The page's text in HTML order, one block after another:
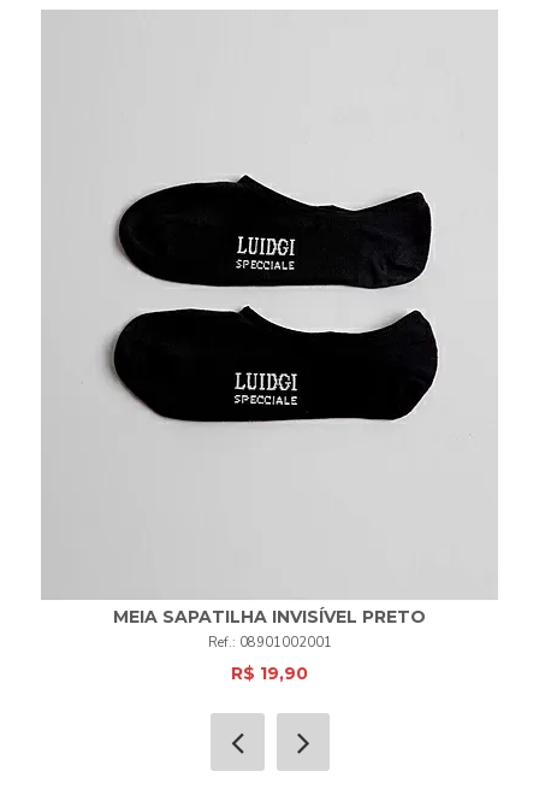
MEIA SAPATILHA INVISÍVEL PRETO
08901002001
R$ 19,90